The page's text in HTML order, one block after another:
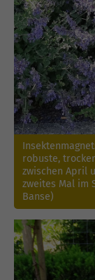
robuste,
zwischen April
zweites Mal im
Banse)